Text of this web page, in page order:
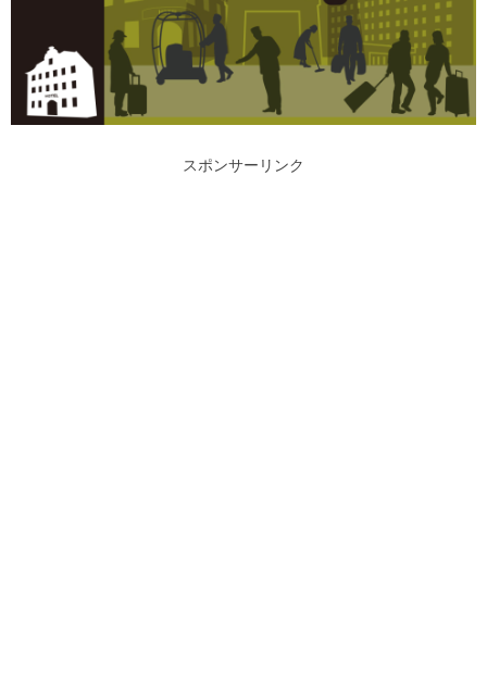
スポンサーリンク